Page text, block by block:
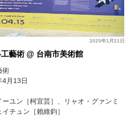
2025年1月21日
藝術 @ 台南市美術館
術
4月13日
ユン［柯宜芸］、リャオ・グァンミ
チュン［賴維鈞］